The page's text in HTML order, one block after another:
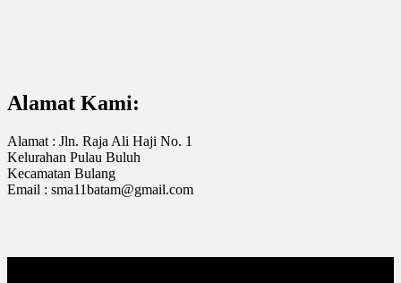
Alamat Kami:
Alamat : Jln. Raja Ali Haji No. 1
Kelurahan Pulau Buluh
Kecamatan Bulang
Email : sma11batam@gmail.com